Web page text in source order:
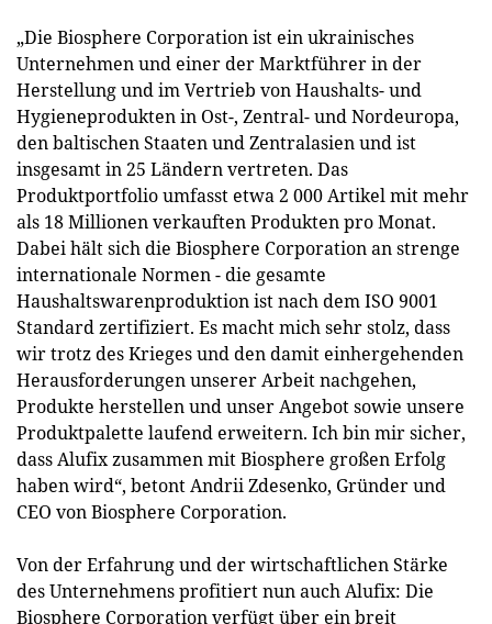
„Die Biosphere Corporation ist ein ukrainisches
Unternehmen und einer der Marktführer in der
Herstellung und im Vertrieb von Haushalts- und
Hygieneprodukten in Ost-, Zentral- und Nordeuropa,
den baltischen Staaten und Zentralasien und ist
insgesamt in 25 Ländern vertreten. Das
Produktportfolio umfasst etwa 2 000 Artikel mit mehr
als 18 Millionen verkauften Produkten pro Monat.
Dabei hält sich die Biosphere Corporation an strenge
internationale Normen - die gesamte
Haushaltswarenproduktion ist nach dem ISO 9001
Standard zertifiziert. Es macht mich sehr stolz, dass
wir trotz des Krieges und den damit einhergehenden
Herausforderungen unserer Arbeit nachgehen,
Produkte herstellen und unser Angebot sowie unsere
Produktpalette laufend erweitern. Ich bin mir sicher,
dass Alufix zusammen mit Biosphere großen Erfolg
haben wird“, betont Andrii Zdesenko, Gründer und
CEO von Biosphere Corporation.
Von der Erfahrung und der wirtschaftlichen Stärke
des Unternehmens profitiert nun auch Alufix: Die
Biosphere Corporation verfügt über ein breit